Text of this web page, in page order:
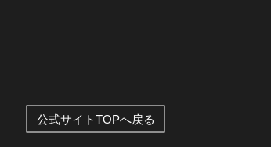
公式サイトTOPへ戻る